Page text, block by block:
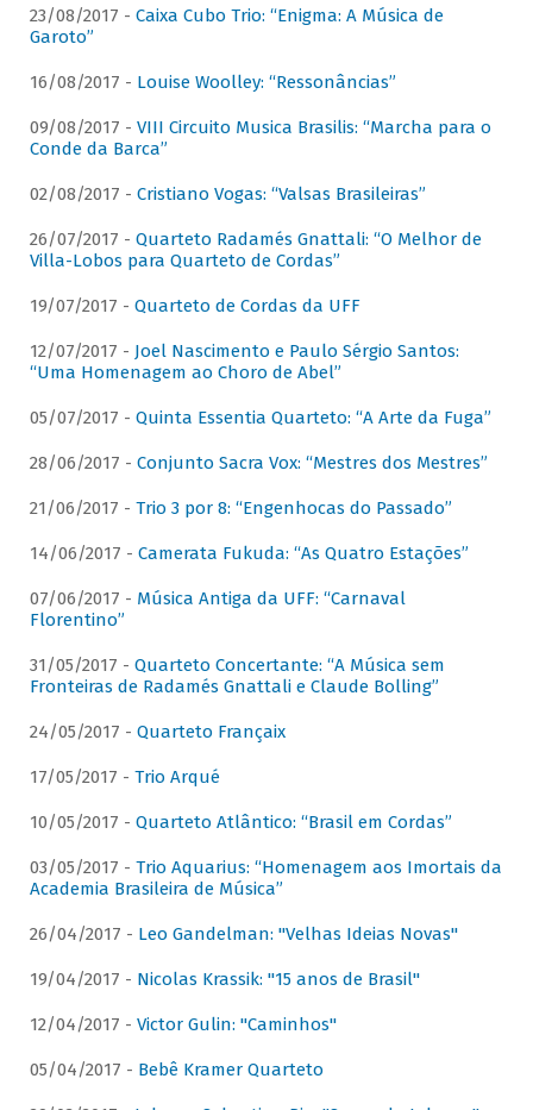
23/08/2017 - Caixa Cubo Trio: “Enigma: A Música de
Garoto”
16/08/2017 - Louise Woolley: “Ressonâncias”
09/08/2017 - VIII Circuito Musica Brasilis: “Marcha para o
Conde da Barca”
02/08/2017 - Cristiano Vogas: “Valsas Brasileiras”
26/07/2017 - Quarteto Radamés Gnattali: “O Melhor de
Villa-Lobos para Quarteto de Cordas”
19/07/2017 - Quarteto de Cordas da UFF
12/07/2017 - Joel Nascimento e Paulo Sérgio Santos:
“Uma Homenagem ao Choro de Abel”
05/07/2017 - Quinta Essentia Quarteto: “A Arte da Fuga”
28/06/2017 - Conjunto Sacra Vox: “Mestres dos Mestres”
21/06/2017 - Trio 3 por 8: “Engenhocas do Passado”
14/06/2017 - Camerata Fukuda: “As Quatro Estações”
07/06/2017 - Música Antiga da UFF: “Carnaval
Florentino”
31/05/2017 - Quarteto Concertante: “A Música sem
Fronteiras de Radamés Gnattali e Claude Bolling”
24/05/2017 - Quarteto Françaix
17/05/2017 - Trio Arqué
10/05/2017 - Quarteto Atlântico: “Brasil em Cordas”
03/05/2017 - Trio Aquarius: “Homenagem aos Imortais da
Academia Brasileira de Música”
26/04/2017 - Leo Gandelman: "Velhas Ideias Novas"
19/04/2017 - Nicolas Krassik: "15 anos de Brasil"
12/04/2017 - Victor Gulin: "Caminhos"
05/04/2017 - Bebê Kramer Quarteto